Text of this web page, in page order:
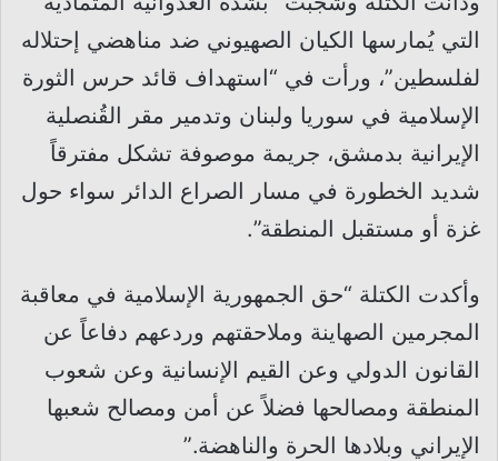
التي يُمارسها الكيان الصهيوني ضد مناهضي إحتلاله
لفلسطين”، ورأت في “استهداف قائد حرس الثورة
الإسلامية في سوريا ولبنان وتدمير مقر القُنصلية
الإيرانية بدمشق، جريمة موصوفة تشكل مفترقاً
شديد الخطورة في مسار الصراع الدائر سواء حول
غزة أو مستقبل المنطقة”.
وأكدت الكتلة “حق الجمهورية الإسلامية في معاقبة
المجرمين الصهاينة وملاحقتهم وردعهم دفاعاً عن
القانون الدولي وعن القيم الإنسانية وعن شعوب
المنطقة ومصالحها فضلاً عن أمن ومصالح شعبها
الإيراني وبلادها الحرة والناهضة.”